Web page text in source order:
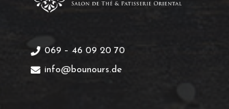
069 – 46 09 20 70
info@bounours.de